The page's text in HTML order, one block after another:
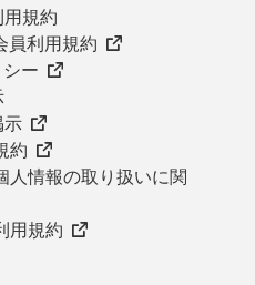
規約
員利用規約
ー
約
人情報の取り扱いに関
用規約